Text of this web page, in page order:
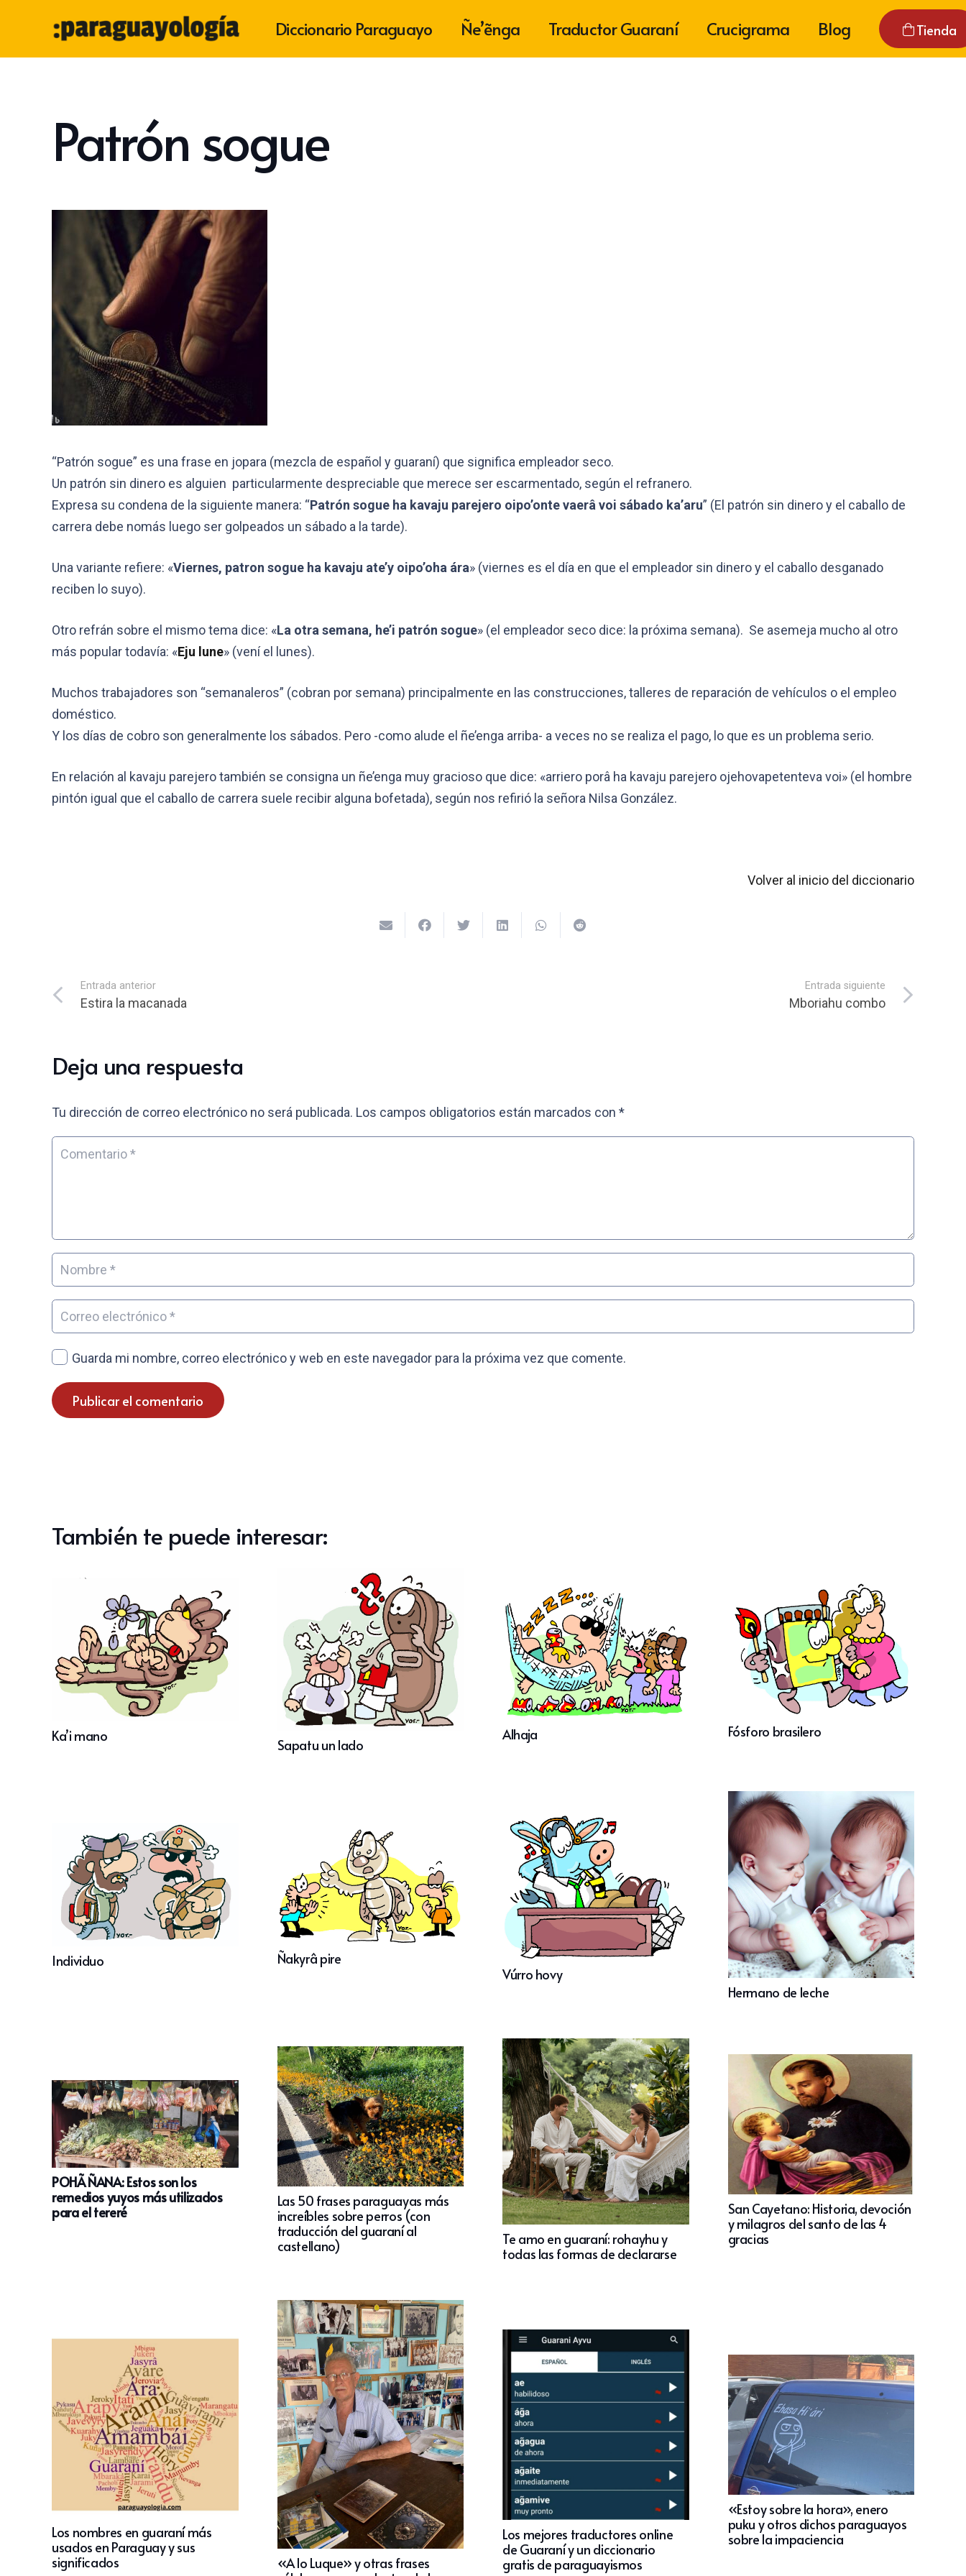
Diccionario Paraguayo Ñe’ẽnga Traductor Guaraní Crucigrama Blog Tienda
Patrón sogue
“Patrón sogue” es una frase en jopara (mezcla de español y guaraní) que significa empleador seco.
Un patrón sin dinero es alguien particularmente despreciable que merece ser escarmentado, según el refranero.
Expresa su condena de la siguiente manera: “Patrón sogue ha kavaju parejero oipo’onte vaerâ voi sábado ka’aru” (El patrón sin dinero y el caballo de
carrera debe nomás luego ser golpeados un sábado a la tarde).
Una variante refiere: «Viernes, patron sogue ha kavaju ate’y oipo’oha ára» (viernes es el día en que el empleador sin dinero y el caballo desganado
reciben lo suyo).
Otro refrán sobre el mismo tema dice: «La otra semana, he’i patrón sogue» (el empleador seco dice: la próxima semana). Se asemeja mucho al otro
más popular todavía: «Eju lune» (vení el lunes).
Muchos trabajadores son “semanaleros” (cobran por semana) principalmente en las construcciones, talleres de reparación de vehículos o el empleo
doméstico.
Y los días de cobro son generalmente los sábados. Pero -como alude el ñe’enga arriba- a veces no se realiza el pago, lo que es un problema serio.
En relación al kavaju parejero también se consigna un ñe’enga muy gracioso que dice: «arriero porâ ha kavaju parejero ojehovapetenteva voi» (el hombre
pintón igual que el caballo de carrera suele recibir alguna bofetada), según nos refirió la señora Nilsa González.
Volver al inicio del diccionario
Entrada anterior
Estira la macanada
Entrada siguiente
Mboriahu combo
Deja una respuesta
Tu dirección de correo electrónico no será publicada. Los campos obligatorios están marcados con *
Guarda mi nombre, correo electrónico y web en este navegador para la próxima vez que comente.
Publicar el comentario
También te puede interesar:
Ka’i mano
Sapatu un lado
Alhaja Fósforo brasilero
Individuo
Ñakyrâ pire
Vúrro hovy
Hermano de leche
POHÃ ÑANA: Estos son los
remedios yuyos más utilizados
para el tereré
Las 50 frases paraguayas más
increíbles sobre perros (con
traducción del guaraní al
castellano)
Te amo en guaraní: rohayhu y
todas las formas de declararse
San Cayetano: Historia, devoción
y milagros del santo de las 4
gracias
Los nombres en guaraní más
usados en Paraguay y sus
significados
«A lo Luque» y otras frases
Los mejores traductores online
de Guaraní y un diccionario
gratis de paraguayismos
«Estoy sobre la hora», enero
puku y otros dichos paraguayos
sobre la impaciencia